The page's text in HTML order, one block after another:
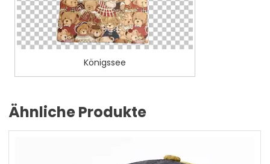
Königssee
Ähnliche Produkte